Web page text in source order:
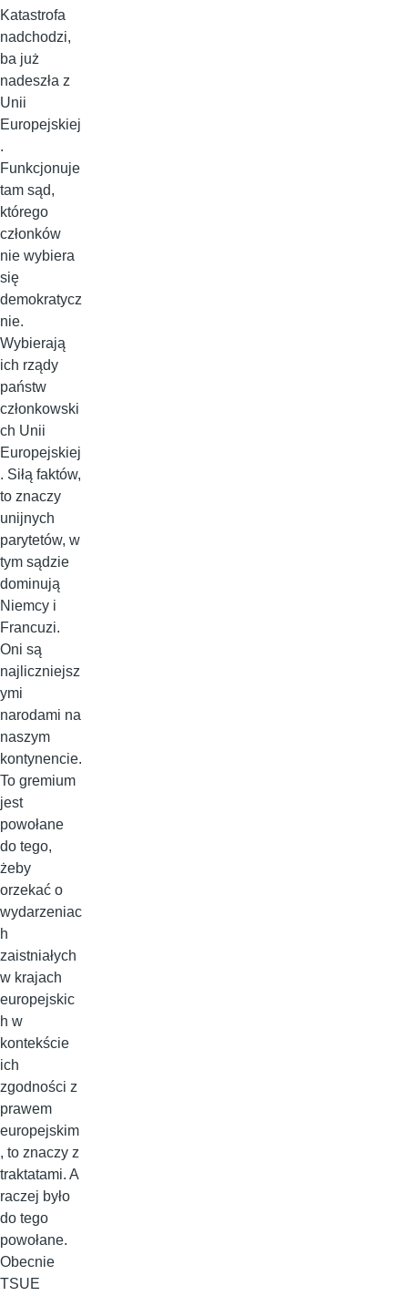
Katastrofa
nadchodzi,
ba już
nadeszła z
Unii
Europejskiej
.
Funkcjonuje
tam sąd,
którego
członków
nie wybiera
się
demokratycz
nie.
Wybierają
ich rządy
państw
członkowski
ch Unii
Europejskiej
. Siłą faktów,
to znaczy
unijnych
parytetów, w
tym sądzie
dominują
Niemcy i
Francuzi.
Oni są
najliczniejsz
ymi
narodami na
naszym
kontynencie.
To gremium
jest
powołane
do tego,
żeby
orzekać o
wydarzeniac
h
zaistniałych
w krajach
europejskic
h w
kontekście
ich
zgodności z
prawem
europejskim
, to znaczy z
traktatami. A
raczej było
do tego
powołane.
Obecnie
TSUE